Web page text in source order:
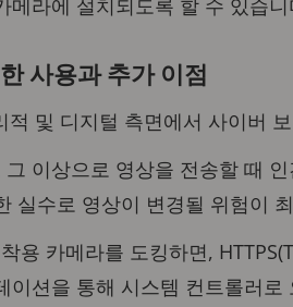
메라에 설치되도록 할 수 있습니
사용과 추가 이점
및 디지털 측면에서 사이버
이상으로 영상을 전송할 때
실수로 영상이 변경될 위험이
용 카메라를 도킹하면,
이션을 통해 시스템 컨트롤러